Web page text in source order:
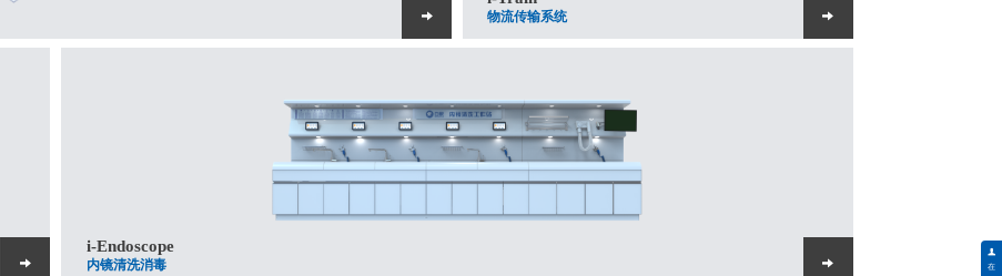
物流传输系统
i-Endoscope
内镜清洗消毒